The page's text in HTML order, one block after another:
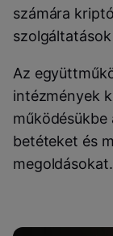
számára
szolgáltatások
Az
intézmények
betéteket és
megoldásokat.